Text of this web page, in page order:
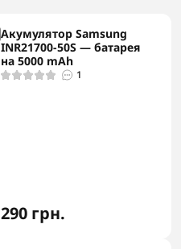
Акумулятор Samsung
INR21700-50S — батарея
на 5000 mAh
1
290 грн.